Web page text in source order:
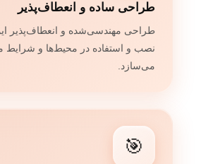
طراحی ساده و انعطاف‌پذیر
طراحی مهندسی‌شده و انعطاف‌پذیر این
نصب و استفاده در محیط‌ها و شرایط
می‌سازد.
🎯